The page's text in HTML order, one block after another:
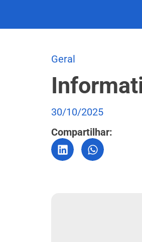
Geral
30/10/2025
Compartilhar: